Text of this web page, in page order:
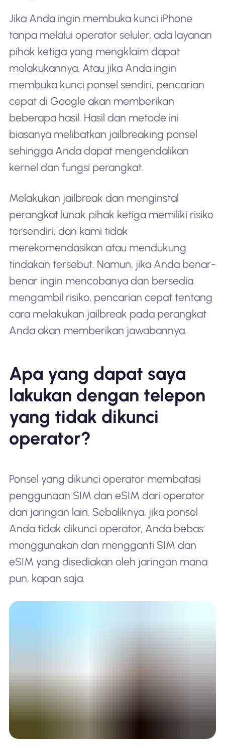
Jika Anda ingin membuka kunci iPhone
tanpa melalui operator seluler, ada layanan
pihak ketiga yang mengklaim dapat
melakukannya. Atau jika Anda ingin
membuka kunci ponsel sendiri, pencarian
cepat di Google akan memberikan
beberapa hasil. Hasil dan metode ini
biasanya melibatkan jailbreaking ponsel
sehingga Anda dapat mengendalikan
kernel dan fungsi perangkat.
Melakukan jailbreak dan menginstal
perangkat lunak pihak ketiga memiliki risiko
tersendiri, dan kami tidak
merekomendasikan atau mendukung
tindakan tersebut. Namun, jika Anda benar-
benar ingin mencobanya dan bersedia
mengambil risiko, pencarian cepat tentang
cara melakukan jailbreak pada perangkat
Anda akan memberikan jawabannya.
Apa yang dapat saya
lakukan dengan telepon
yang tidak dikunci
operator?
Ponsel yang dikunci operator membatasi
penggunaan SIM dan eSIM dari operator
dan jaringan lain. Sebaliknya, jika ponsel
Anda tidak dikunci operator, Anda bebas
menggunakan dan mengganti SIM dan
eSIM yang disediakan oleh jaringan mana
pun, kapan saja.